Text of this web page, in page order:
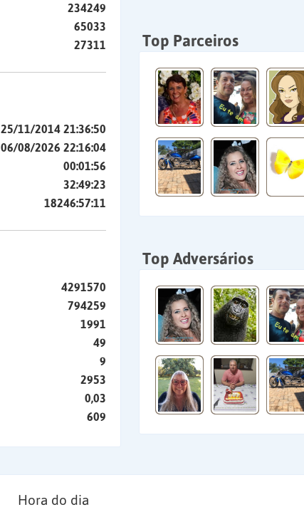
234249
65033
27311
25/11/2014 21:36:50
06/08/2026 22:16:04
00:01:56
32:49:23
18246:57:11
4291570
794259
1991
49
9
2953
0,03
609
Top Parceiros
Top Adversários
Hora do dia